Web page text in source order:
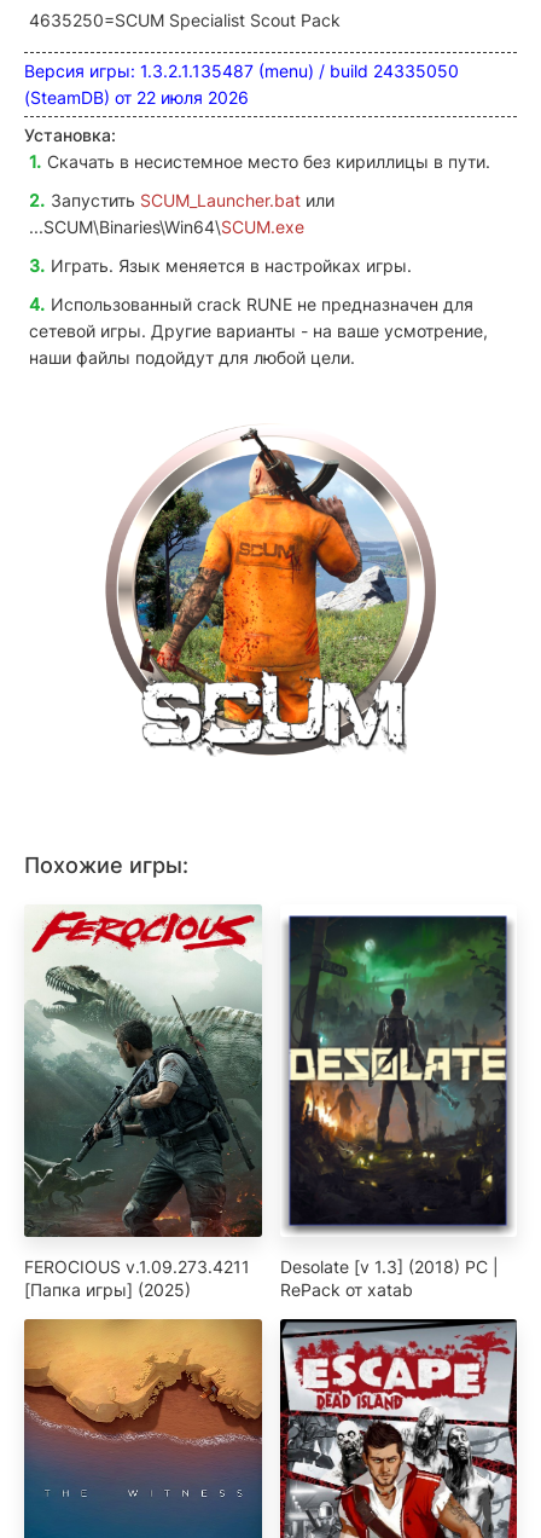
4635250=SCUM Specialist Scout Pack
Версия игры: 1.3.2.1.135487 (menu) / build 24335050
(SteamDB) от 22 июля 2026
Установка:
Скачать в несистемное место без кириллицы в пути.
Запустить SCUM_Launcher.bat или
...SCUM\Binaries\Win64\SCUM.exe
Играть. Язык меняется в настройках игры.
Использованный crack RUNE не предназначен для
сетевой игры. Другие варианты - на ваше усмотрение,
наши файлы подойдут для любой цели.
Похожие игры:
FEROCIOUS v.1.09.273.4211
[Папка игры] (2025)
Desolate [v 1.3] (2018) PC |
RePack от xatab